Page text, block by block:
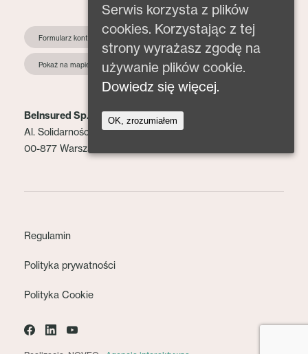
Formularz kontaktowy
Pokaż na mapie
BeInsured Sp. z o.o.
Al. Solidarności 153 lok. 2
00-877 Warszawa
Regulamin
Polityka prywatności
Polityka Cookie
Serwis korzysta z plików
cookies. Korzystając z tej
strony wyrażasz zgodę na
używanie plików cookie.
Dowiedz się więcej.
OK, zrozumiałem